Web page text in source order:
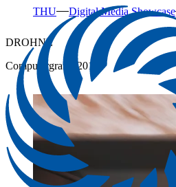
THU Digital Media Showcase
DROHNE
Computergrafik 2018